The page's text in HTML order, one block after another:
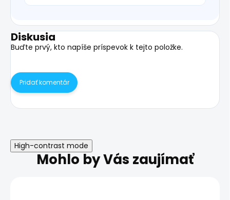
Diskusia
Buďte prvý, kto napíše príspevok k tejto položke.
Pridať komentár
High-contrast mode
Mohlo by Vás zaujímať